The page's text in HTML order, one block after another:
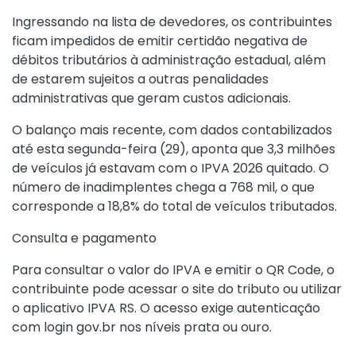
Ingressando na lista de devedores, os contribuintes
ficam impedidos de emitir certidão negativa de
débitos tributários à administração estadual, além
de estarem sujeitos a outras penalidades
administrativas que geram custos adicionais.
O balanço mais recente, com dados contabilizados
até esta segunda-feira (29), aponta que 3,3 milhões
de veículos já estavam com o IPVA 2026 quitado. O
número de inadimplentes chega a 768 mil, o que
corresponde a 18,8% do total de veículos tributados.
Consulta e pagamento
Para consultar o valor do IPVA e emitir o QR Code, o
contribuinte pode acessar o site do tributo ou utilizar
o aplicativo IPVA RS. O acesso exige autenticação
com login gov.br nos níveis prata ou ouro.